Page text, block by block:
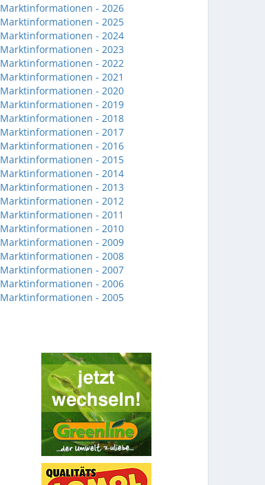
Marktinformationen - 2026
Marktinformationen - 2025
Marktinformationen - 2024
Marktinformationen - 2023
Marktinformationen - 2022
Marktinformationen - 2021
Marktinformationen - 2020
Marktinformationen - 2019
Marktinformationen - 2018
Marktinformationen - 2017
Marktinformationen - 2016
Marktinformationen - 2015
Marktinformationen - 2014
Marktinformationen - 2013
Marktinformationen - 2012
Marktinformationen - 2011
Marktinformationen - 2010
Marktinformationen - 2009
Marktinformationen - 2008
Marktinformationen - 2007
Marktinformationen - 2006
Marktinformationen - 2005